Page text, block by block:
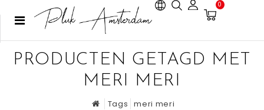
0
PRODUCTEN GETAGD MET
MERI MERI
Tags meri meri